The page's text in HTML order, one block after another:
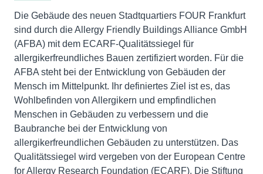
Die Gebäude des neuen Stadtquartiers FOUR Frankfurt
sind durch die Allergy Friendly Buildings Alliance GmbH
(AFBA) mit dem ECARF-Qualitätssiegel für
allergikerfreundliches Bauen zertifiziert worden. Für die
AFBA steht bei der Entwicklung von Gebäuden der
Mensch im Mittelpunkt. Ihr definiertes Ziel ist es, das
Wohlbefinden von Allergikern und empfindlichen
Menschen in Gebäuden zu verbessern und die
Baubranche bei der Entwicklung von
allergikerfreundlichen Gebäuden zu unterstützen. Das
Qualitätssiegel wird vergeben von der European Centre
for Allergy Research Foundation (ECARF). Die Stiftung